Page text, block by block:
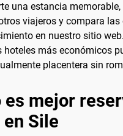
una estancia
viajeros y compara
en nuestro sitio
hoteles más económicos
placentera sin
es mejor
Sile